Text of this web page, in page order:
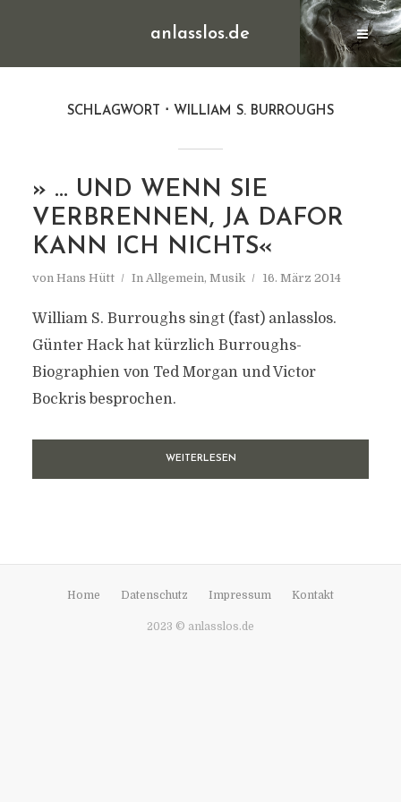
anlasslos.de
SCHLAGWORT WILLIAM S. BURROUGHS
» … UND WENN SIE
VERBRENNEN, JA DAFOR
KANN ICH NICHTS«
von Hans Hütt In Allgemein, Musik 16. März 2014
William S. Burroughs singt (fast) anlasslos.
Günter Hack hat kürzlich Burroughs-
Biographien von Ted Morgan und Victor
Bockris besprochen.
WEITERLESEN
Home Datenschutz Impressum Kontakt
2023 © anlasslos.de